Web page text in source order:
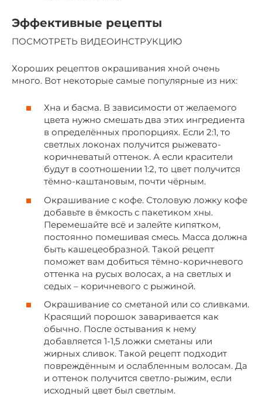
Эффективные рецепты
ПОСМОТРЕТЬ ВИДЕОИНСТРУКЦИЮ
Хороших рецептов окрашивания хной очень
много. Вот некоторые самые популярные из них:
Хна и басма. В зависимости от желаемого
цвета нужно смешать два этих ингредиента
в определённых пропорциях. Если 2:1, то
светлых локонах получится рыжевато-
коричневатый оттенок. А если красители
будут в соотношении 1:2, то цвет получится
тёмно-каштановым, почти чёрным.
Окрашивание с кофе. Столовую ложку кофе
добавьте в ёмкость с пакетиком хны.
Перемешайте всё и залейте кипятком,
постоянно помешивая смесь. Масса должна
быть кашецеобразной. Такой рецепт
поможет вам добиться тёмно-коричневого
оттенка на русых волосах, а на светлых и
седых – коричневого с рыжиной.
Окрашивание со сметаной или со сливками.
Красящий порошок заваривается как
обычно. После остывания к нему
добавляется 1-1,5 ложки сметаны или
жирных сливок. Такой рецепт подходит
повреждённым и ослабленным волосам. Да
и оттенок получится светло-рыжим, если
исходный цвет был светлым.